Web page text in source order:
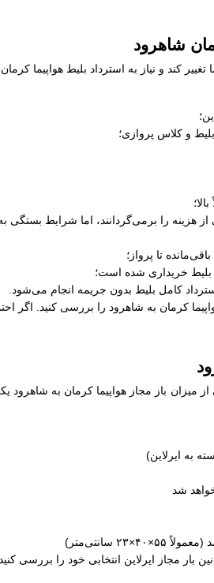
شاهرود
کند و نیاز به استرداد بلیط هواپیما
و کلاس پروازی؛
هزینه را برمی‌گردانند، اما شرایط بستگی به
تا پرواز؛
خریداری شده است؛
کامل بلیط بدون جریمه انجام می‌شود.
کرمان به شاهرود را بررسی کنید. اگر
از میزان باز مجاز هواپیما کرمان به
شد
سانتی‌متر)
بار مجاز ایرلاین انتخابی خود را بررسی کنید.